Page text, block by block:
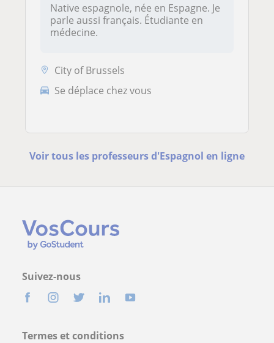
Native espagnole, née en Espagne. Je
parle aussi français. Étudiante en
médecine.
City of Brussels
Se déplace chez vous
Voir tous les professeurs d'Espagnol en ligne
Suivez-nous
Termes et conditions